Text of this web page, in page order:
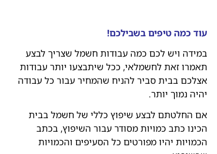
עוד כמה טיפים בשבילכם!
במידה ויש לכם כמה עבודות חשמל שצריך לבצע
תאמרו זאת לחשמלאי, ככל שיתבצעו יותר עבודות
אצלכם בבית סביר להניח שהמחיר עבור כל עבודה
יהיה נמוך יותר.
אם החלטתם לבצע שיפוץ כללי של חשמל בבית
הכינו כתב כמויות מסודר עבור השיפוץ, בכתב
הכמויות יהיו מפורטים כל הסעיפים והכמויות